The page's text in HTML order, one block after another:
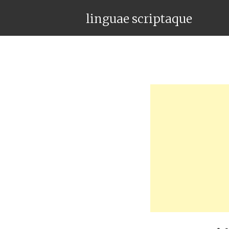
linguae scriptaque